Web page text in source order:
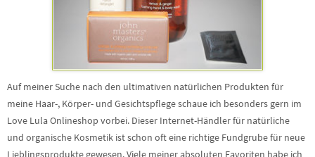
Auf meiner Suche nach den ultimativen natürlichen Produkten für
meine Haar-, Körper- und Gesichtspflege schaue ich besonders gern im
Love Lula Onlineshop vorbei. Dieser Internet-Händler für natürliche
und organische Kosmetik ist schon oft eine richtige Fundgrube für neue
Lieblingsprodukte gewesen. Viele meiner absoluten Favoriten habe ich